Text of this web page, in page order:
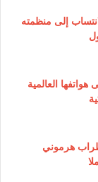
إلى منظمته
العالمية
هرموني